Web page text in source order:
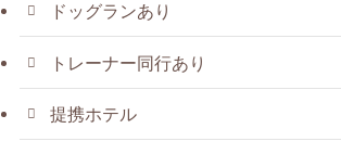
ドッグランあり
トレーナー同行あり
提携ホテル